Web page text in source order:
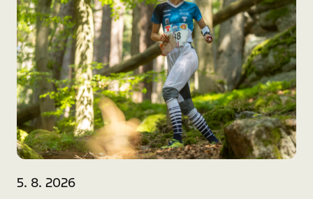
5. 8. 2026